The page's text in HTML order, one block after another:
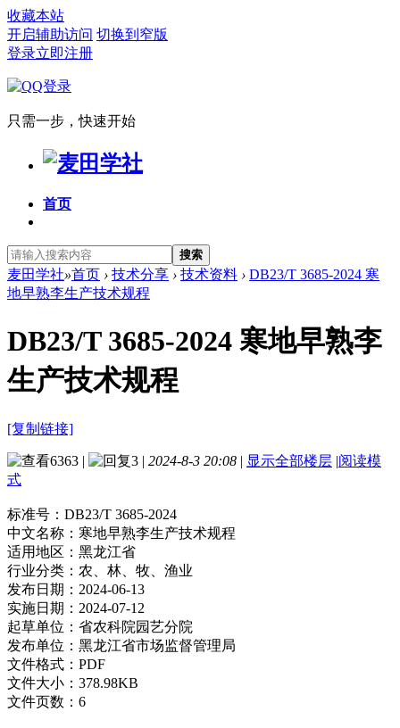
收藏本站
开启辅助访问 切换到窄版
登录立即注册
只需一步，快速开始
首页
搜索
麦田学社»首页 › 技术分享 › 技术资料 › DB23/T 3685-2024 寒
地早熟李生产技术规程
DB23/T 3685-2024 寒地早熟李
生产技术规程
[复制链接]
6363 | 3 | 2024-8-3 20:08 | 显示全部楼层 |阅读模
式
标准号： DB23/T 3685-2024
中文名称： 寒地早熟李生产技术规程
适用地区： 黑龙江省
行业分类： 农、林、牧、渔业
发布日期： 2024-06-13
实施日期： 2024-07-12
起草单位： 省农科院园艺分院
发布单位： 黑龙江省市场监督管理局
文件格式： PDF
文件大小： 378.98KB
文件页数： 6